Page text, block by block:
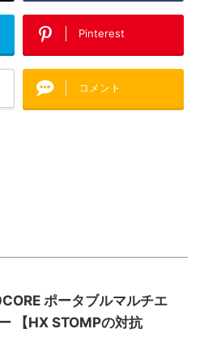
Pinterest
コメント
ポータブルマルチエ
【HX STOMPの対抗